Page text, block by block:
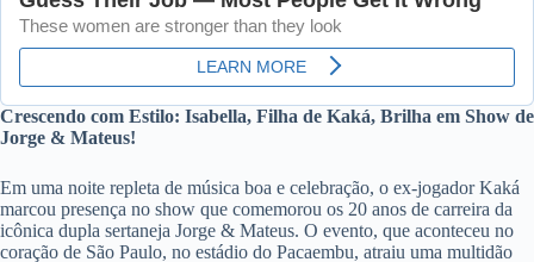
Crescendo com Estilo: Isabella, Filha de Kaká, Brilha em Show de
Jorge & Mateus!
Em uma noite repleta de música boa e celebração, o ex-jogador Kaká
marcou presença no show que comemorou os 20 anos de carreira da
icônica dupla sertaneja Jorge & Mateus. O evento, que aconteceu no
coração de São Paulo, no estádio do Pacaembu, atraiu uma multidão